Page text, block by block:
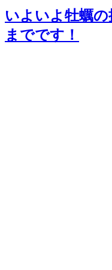
いよいよ牡蠣の
までです！